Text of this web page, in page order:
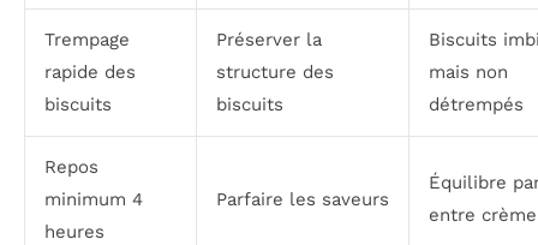
Trempage
rapide des
biscuits
Préserver la
structure des
biscuits
Biscuits
mais non
détrempés
Repos
minimum 4
heures
Parfaire les saveurs
Équilibre
entre